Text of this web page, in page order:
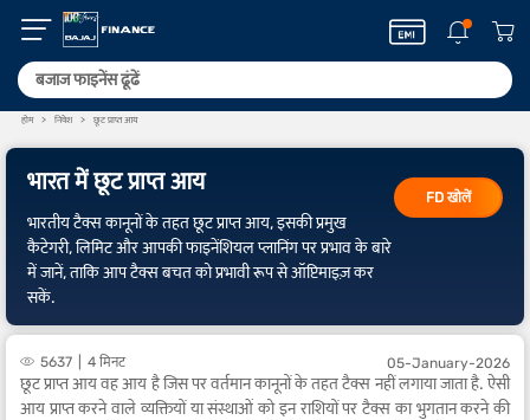
होम निवेश छूट प्राप्त आय
भारत में छूट प्राप्त आय
भारतीय टैक्स कानूनों के तहत छूट प्राप्त आय, इसकी प्रमुख
कैटेगरी, लिमिट और आपकी फाइनेंशियल प्लानिंग पर प्रभाव के बारे
में जानें, ताकि आप टैक्स बचत को प्रभावी रूप से ऑप्टिमाइज़ कर
सकें.
FD खोलें
5637 4 मिनट 05-January-2026
छूट प्राप्त आय वह आय है जिस पर वर्तमान कानूनों के तहत टैक्स नहीं लगाया जाता है. ऐसी
आय प्राप्त करने वाले व्यक्तियों या संस्थाओं को इन राशियों पर टैक्स का भुगतान करने की